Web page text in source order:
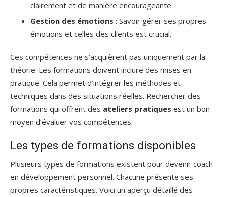
clairement et de manière encourageante.
Gestion des émotions : Savoir gérer ses propres
émotions et celles des clients est crucial.
Ces compétences ne s’acquièrent pas uniquement par la
théorie. Les formations doivent inclure des mises en
pratique. Cela permet d’intégrer les méthodes et
techniques dans des situations réelles. Rechercher des
formations qui offrent des ateliers pratiques est un bon
moyen d’évaluer vos compétences.
Les types de formations disponibles
Plusieurs types de formations existent pour devenir coach
en développement personnel. Chacune présente ses
propres caractéristiques. Voici un aperçu détaillé des